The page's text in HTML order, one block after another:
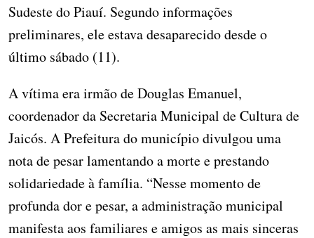
Sudeste do Piauí. Segundo informações
preliminares, ele estava desaparecido desde o
último sábado (11).
A vítima era irmão de Douglas Emanuel,
coordenador da Secretaria Municipal de Cultura de
Jaicós. A Prefeitura do município divulgou uma
nota de pesar lamentando a morte e prestando
solidariedade à família. “Nesse momento de
profunda dor e pesar, a administração municipal
manifesta aos familiares e amigos as mais sinceras